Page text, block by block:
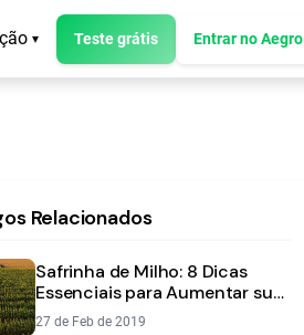
▾ Teste grátis Entrar no Aegro
Relacionados
Safrinha de Milho: 8 Dicas
Essenciais para Aumentar sua
Produtividade
27 de Feb de 2019